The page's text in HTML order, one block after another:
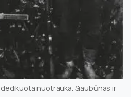
nuotrauka. Siaubūnas ir